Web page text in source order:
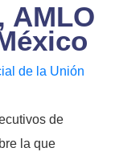
AMLO
de la Unión
de
la que